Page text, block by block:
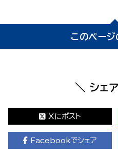
このページ
＼ シェ
Xにポスト
Facebookでシェア